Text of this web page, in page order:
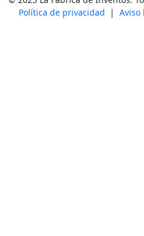
Política de privacidad
| Aviso